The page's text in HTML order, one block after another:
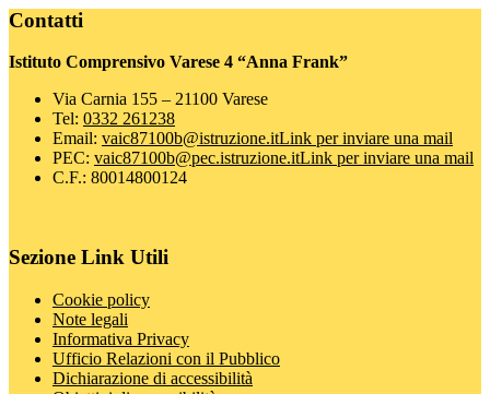
Contatti
Istituto Comprensivo Varese 4 “Anna Frank”
Via Carnia 155 – 21100 Varese
Tel: 0332 261238
Email: vaic87100b@istruzione.itLink per inviare una mail
PEC: vaic87100b@pec.istruzione.itLink per inviare una mail
C.F.: 80014800124
Sezione Link Utili
Cookie policy
Note legali
Informativa Privacy
Ufficio Relazioni con il Pubblico
Dichiarazione di accessibilità